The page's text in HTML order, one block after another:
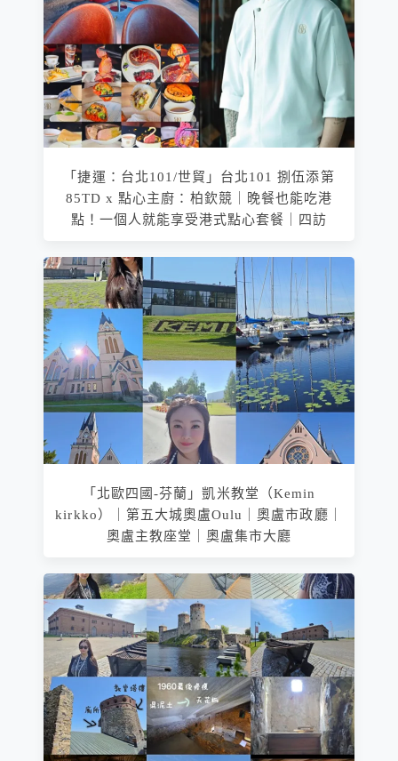
「捷運：台北101/世貿」台北101 捌伍添第
85TD x 點心主廚：柏欽競｜晚餐也能吃港
點！一個人就能享受港式點心套餐｜四訪
「北歐四國-芬蘭」凱米教堂（Kemin
kirkko）｜第五大城奧盧Oulu｜奧盧市政廳｜
奧盧主教座堂｜奧盧集市大廳